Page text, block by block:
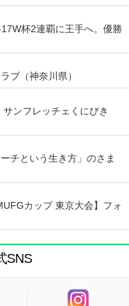
杯2連覇に王手へ。優勝
ブ（神奈川県）
サンフレッチェくにびき
チという生き方」のさま
カップ 東京大会】フォ
SNS